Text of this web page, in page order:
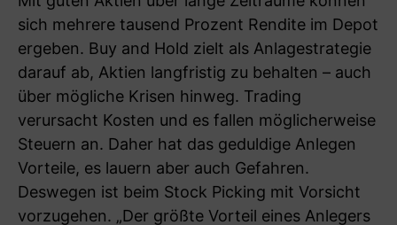
sich mehrere tausend Prozent Rendite im Depot
ergeben. Buy and Hold zielt als Anlagestrategie
darauf ab, Aktien langfristig zu behalten – auch
über mögliche Krisen hinweg. Trading
verursacht Kosten und es fallen möglicherweise
Steuern an. Daher hat das geduldige Anlegen
Vorteile, es lauern aber auch Gefahren.
Deswegen ist beim Stock Picking mit Vorsicht
vorzugehen. „Der größte Vorteil eines Anlegers